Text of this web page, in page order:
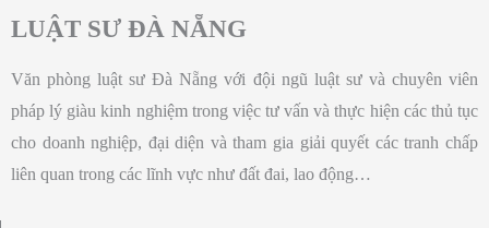
LUẬT SƯ ĐÀ NẴNG
Văn phòng luật sư Đà Nẵng với đội ngũ luật sư và chuyên viên
pháp lý giàu kinh nghiệm trong việc tư vấn và thực hiện các thủ tục
cho doanh nghiệp, đại diện và tham gia giải quyết các tranh chấp
liên quan trong các lĩnh vực như đất đai, lao động…